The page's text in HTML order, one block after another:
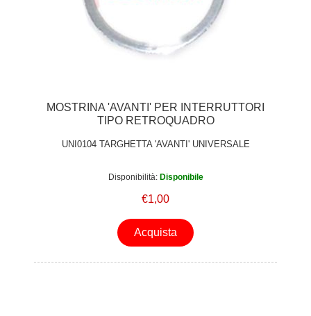
MOSTRINA 'AVANTI' PER INTERRUTTORI
TIPO RETROQUADRO
UNI0104 TARGHETTA 'AVANTI' UNIVERSALE
Disponibilità: Disponibile
€1,00
Acquista